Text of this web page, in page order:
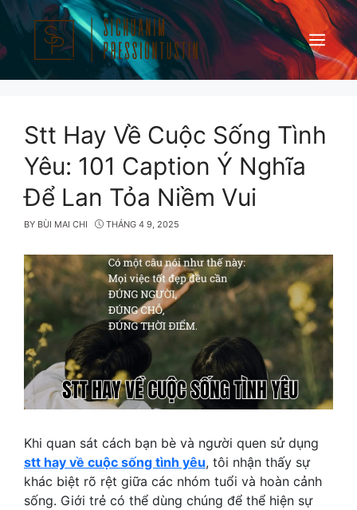
Skip
content
Menu
Stt Hay Về Cuộc Sống Tình
Yêu: 101 Caption Ý Nghĩa
Để Lan Tỏa Niềm Vui
BY BÙI MAI CHI THÁNG 4 9, 2025
Khi quan sát cách bạn bè và người quen sử dụng
stt hay về cuộc sống tình yêu, tôi nhận thấy sự
khác biệt rõ rệt giữa các nhóm tuổi và hoàn cảnh
sống. Giới trẻ có thể dùng chúng để thể hiện sự